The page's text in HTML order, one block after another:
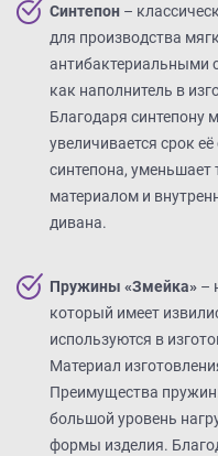
Синтепон –
для производства
антибактериальными
как наполнитель в
Благодаря синтепону
увеличивается срок
синтепона,
материалом и
дивана.
Пружины «Змейка» –
который имеет
используются в
Материал
Преимущества
большой уровень
формы изделия.